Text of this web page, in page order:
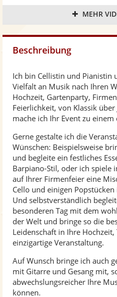
Duo mit Hannah Stienen -
Arioso Bach (Klassik) - Cello
MEHR
Beschreibung
Ich bin Cellistin und Pianistin
Vielfalt an Musik nach Ihren
Hochzeit, Gartenparty,
Feierlichkeit, von Klassik über
mache ich Ihr Event zu
Gerne gestalte ich die
Wünschen: Beispielsweise
und begleite ein festliches
Barpiano-Stil, oder ich spiele
auf Ihrer Firmenfeier eine
Cello und einigen
Und selbstverständlich
besonderen Tag mit dem
der Welt und bringe so die
Leidenschaft in Ihre
einzigartige Veranstaltung.
Auf Wunsch bringe ich auch
mit Gitarre und Gesang mit,
abwechslungsreicher Ihre
können.